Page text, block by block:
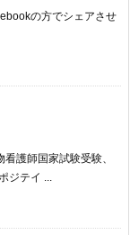
の方でシェアさせ
護師国家試験受験、
ジテイ ...